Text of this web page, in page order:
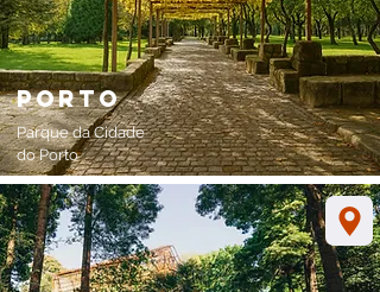
porto
Parque da Cidade
do Porto